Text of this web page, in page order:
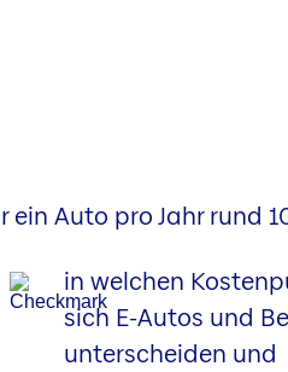
Auto pro Jahr rund
in welchen
sich E-Autos und
unterscheiden und